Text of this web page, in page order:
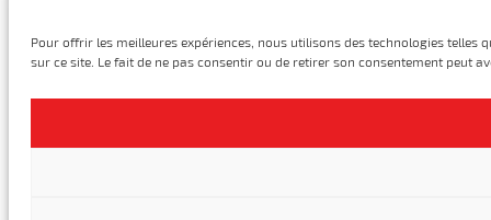
Pour offrir les meilleures expériences, nous utilisons des technologies
sur ce site. Le fait de ne pas consentir ou de retirer son consentement peut